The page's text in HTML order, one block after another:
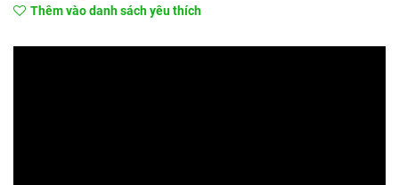
Thêm vào danh sách yêu thích